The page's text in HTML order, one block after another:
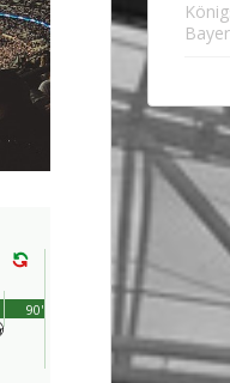
90'